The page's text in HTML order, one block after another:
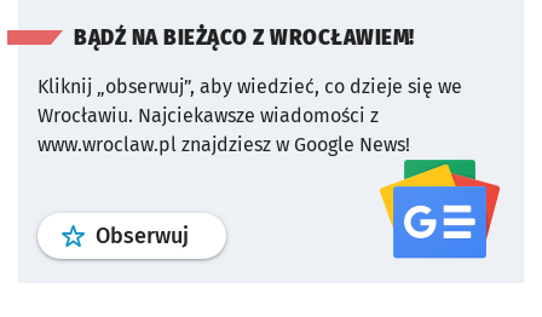
BĄDŹ NA BIEŻĄCO Z WROCŁAWIEM!
Kliknij „obserwuj”, aby wiedzieć, co dzieje się we
Wrocławiu. Najciekawsze wiadomości z
www.wroclaw.pl znajdziesz w Google News!
Obserwuj profil serwisu